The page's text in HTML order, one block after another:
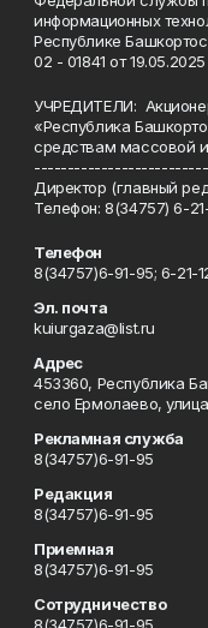
информационных
Республике
02 - 01841 от 19.05.2025
УЧРЕДИТЕЛИ:
«Республика
средствам массовой
Директор (главный
Телефон: 8(34757) 6-
Телефон
8(34757)6-91-95; 6-21-
Эл. почта
kuiurgaza@list.ru
Адрес
453360, Республика
село Ермолаево,
Рекламная служба
8(34757)6-91-95
Редакция
8(34757)6-91-95
Приемная
8(34757)6-91-95
Сотрудничество